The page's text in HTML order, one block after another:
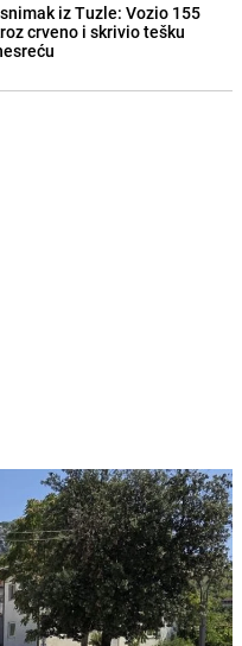
iz Tuzle: Vozio 155
crveno i skrivio tešku